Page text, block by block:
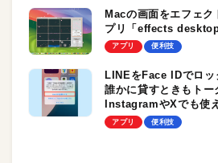
Macの画面をエフェク
プリ「effects desktop
アプリ 便利技
LINEをFace IDでロ
誰かに貸すときもトー
InstagramやXでも使
アプリ 便利技